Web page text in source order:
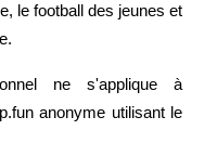
le football des jeunes et
ne s'applique à
anonyme utilisant le